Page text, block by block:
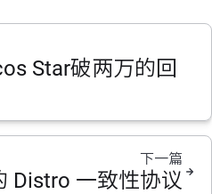
Star破两万的回
下一篇
Distro 一致性协议